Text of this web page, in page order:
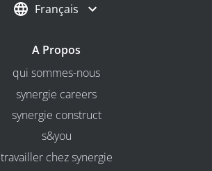
Français
A Propos
qui sommes-nous
synergie careers
synergie construct
s&you
travailler chez synergie